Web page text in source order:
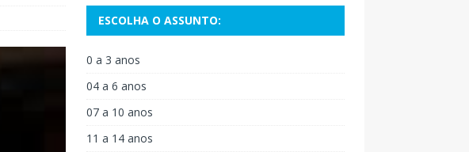
ESCOLHA O ASSUNTO:
0 a 3 anos
04 a 6 anos
07 a 10 anos
11 a 14 anos